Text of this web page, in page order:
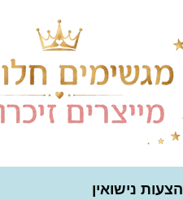
הצעות נישואין